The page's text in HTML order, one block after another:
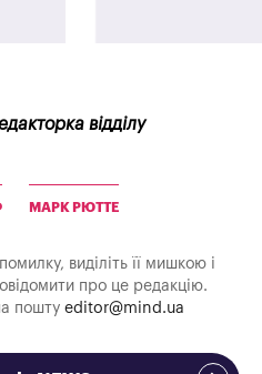
відділу
МАРК РЮТТЕ
виділіть її мишкою і
про це редакцію.
пошту editor@mind.ua